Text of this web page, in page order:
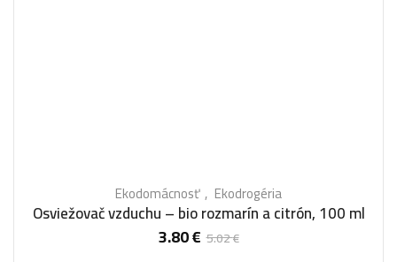
Ekodomácnosť Ekodrogéria
Osviežovač vzduchu – bio rozmarín a citrón, 100 ml
5.02€
3.80€